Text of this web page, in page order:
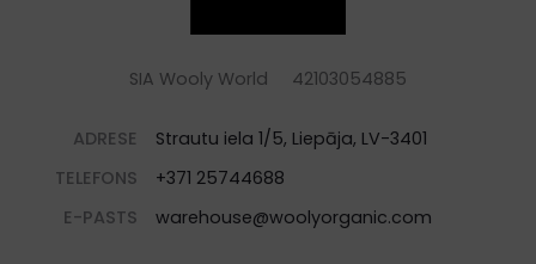
SIA Wooly World 42103054885
ADRESE
Strautu iela 1/5, Liepāja, LV-3401
TELEFONS
+371 25744688
E-PASTS
warehouse@woolyorganic.com